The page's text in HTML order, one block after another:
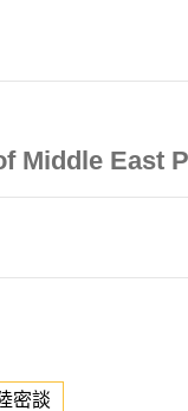
East
密談